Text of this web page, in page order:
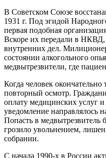
В Советском Союзе
1931 г. Под эгидой
первая подобная
Вскоре их передали в
внутренних дел.
состоянии алкогольного
медвытрезвители, где
Когда человек
повторный осмотр.
оплату медицинских услуг
уведомление направлялось
Попасть в медвытрезвитель
грозило увольнением,
собрании.
С начала 1990-х в России